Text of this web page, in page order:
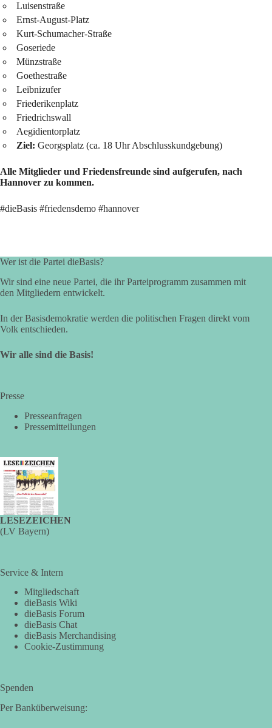
Luisenstraße
Ernst-August-Platz
Kurt-Schumacher-Straße
Goseriede
Münzstraße
Goethestraße
Leibnizufer
Friederikenplatz
Friedrichswall
Aegidientorplatz
Ziel: Georgsplatz (ca. 18 Uhr Abschlusskundgebung)
Alle Mitglieder und Friedensfreunde sind aufgerufen, nach
Hannover zu kommen.
#dieBasis #friedensdemo #hannover
Wer ist die Partei dieBasis?
Wir sind eine neue Partei, die ihr Parteiprogramm zusammen mit
den Mitgliedern entwickelt.
In der Basisdemokratie werden die politischen Fragen direkt vom
Volk entschieden.
Wir alle sind die Basis!
Presse
Presseanfragen
Pressemitteilungen
LESEZEICHEN
(LV Bayern)
Service & Intern
Mitgliedschaft
dieBasis Wiki
dieBasis Forum
dieBasis Chat
dieBasis Merchandising
Cookie-Zustimmung
Spenden
Per Banküberweisung: